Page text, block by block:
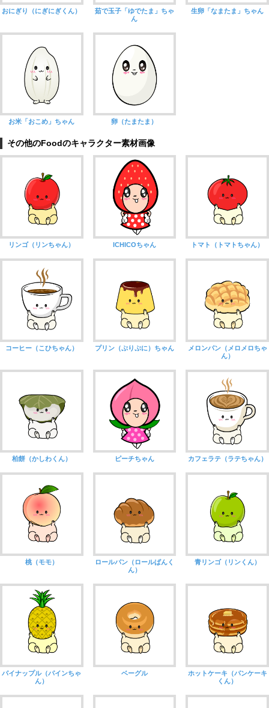
おにぎり（にぎにぎくん）
茹で玉子「ゆでたま」ちゃ
ん
生卵「なまたま」ちゃん
お米「おこめ」ちゃん 卵（たまたま）
その他のFoodのキャラクター素材画像
リンゴ（リンちゃん） ICHICOちゃん トマト（トマトちゃん）
コーヒー（こひちゃん） プリン（ぷりぷに）ちゃん
メロンパン（メロメロちゃ
ん）
柏餅（かしわくん） ピーチちゃん カフェラテ（ラテちゃん）
桃（モモ）
ロールパン（ロールぱんく
ん）
青リンゴ（リンくん）
パイナップル（パインちゃ
ん）
ベーグル
ホットケーキ（パンケーキ
くん）